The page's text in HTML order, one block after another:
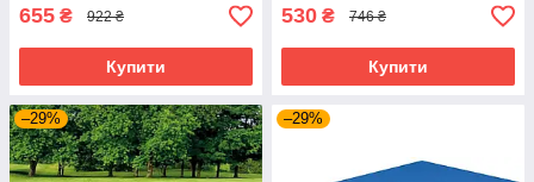
655 ₴ 922 ₴
Купити
530 ₴ 746 ₴
Купити
–29% –29%